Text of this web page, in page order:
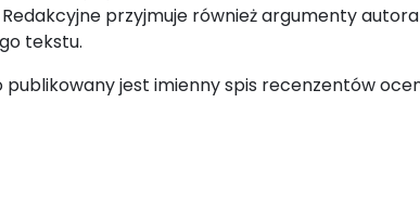
przyjmuje również argumenty
tekstu.
publikowany jest imienny spis recenzentów